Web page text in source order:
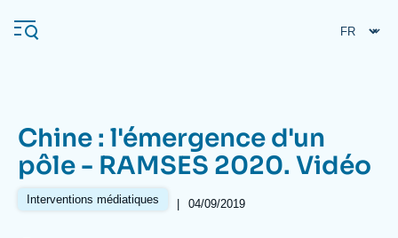
au
contenu
Navigation
principale
L'Ifri
Chine : l'émergence d'un
pôle - RAMSES 2020. Vidéo
Interventions médiatiques | 04/09/2019